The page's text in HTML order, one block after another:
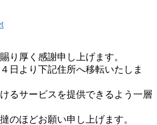
り厚く感謝申し上げます。
日より下記住所へ移転いたしま
るサービスを提供できるよう一層
のほどお願い申し上げます。